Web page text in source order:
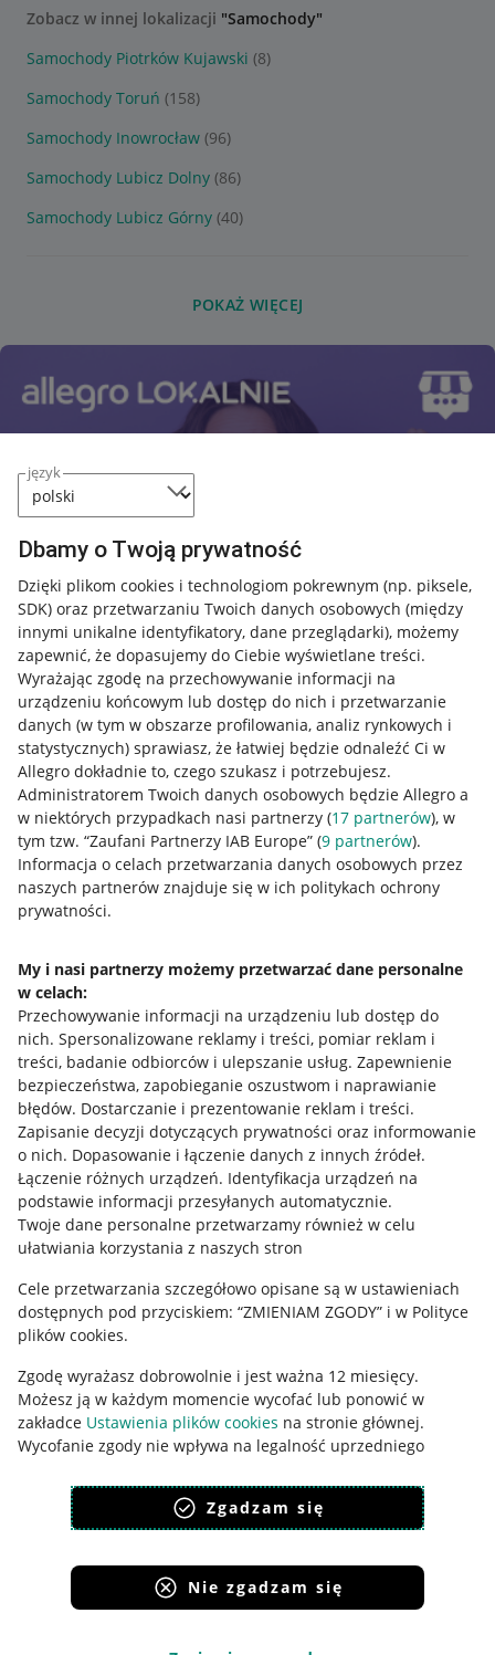
język
Dbamy o Twoją prywatność
Dzięki plikom cookies i technologiom pokrewnym (np. piksele,
SDK) oraz przetwarzaniu Twoich danych osobowych (między
innymi unikalne identyfikatory, dane przeglądarki), możemy
zapewnić, że dopasujemy do Ciebie wyświetlane treści.
Wyrażając zgodę na przechowywanie informacji na
urządzeniu końcowym lub dostęp do nich i przetwarzanie
danych (w tym w obszarze profilowania, analiz rynkowych i
statystycznych) sprawiasz, że łatwiej będzie odnaleźć Ci w
Allegro dokładnie to, czego szukasz i potrzebujesz.
Administratorem Twoich danych osobowych będzie Allegro a
w niektórych przypadkach nasi partnerzy (17 partnerów), w
tym tzw. “Zaufani Partnerzy IAB Europe” (9 partnerów).
Informacja o celach przetwarzania danych osobowych przez
naszych partnerów znajduje się w ich politykach ochrony
prywatności.
My i nasi partnerzy możemy przetwarzać dane personalne
w celach:
Przechowywanie informacji na urządzeniu lub dostęp do
nich. Spersonalizowane reklamy i treści, pomiar reklam i
treści, badanie odbiorców i ulepszanie usług. Zapewnienie
bezpieczeństwa, zapobieganie oszustwom i naprawianie
błędów. Dostarczanie i prezentowanie reklam i treści.
Zapisanie decyzji dotyczących prywatności oraz informowanie
o nich. Dopasowanie i łączenie danych z innych źródeł.
Łączenie różnych urządzeń. Identyfikacja urządzeń na
podstawie informacji przesyłanych automatycznie.
Twoje dane personalne przetwarzamy również w celu
ułatwiania korzystania z naszych stron
Cele przetwarzania szczegółowo opisane są w ustawieniach
dostępnych pod przyciskiem: “ZMIENIAM ZGODY” i w Polityce
plików cookies.
Zgodę wyrażasz dobrowolnie i jest ważna 12 miesięcy.
Możesz ją w każdym momencie wycofać lub ponowić w
zakładce Ustawienia plików cookies na stronie głównej.
Wycofanie zgody nie wpływa na legalność uprzedniego
polityka plików cookies
polityka ochrony prywatności
Zgadzam się
Nie zgadzam się
Zobacz w innej lokalizacji "Samochody"
Samochody Piotrków Kujawski (8)
Samochody Toruń (158)
Samochody Inowrocław (96)
Samochody Lubicz Dolny (86)
Samochody Lubicz Górny (40)
POKAŻ WIĘCEJ
Przydatne informacje
Jak to działa
Napisz do nas
Allegro Gadane dla kupujących
Mapa miejscowości
Informacje prawne
Regulamin
Polityka plików "cookies"
Ustawienia plików "cookies"
Udostępnianie lokalizacji
Pobierz aplikację
Korzystanie z serwisu oznacza akceptacjęregulaminu